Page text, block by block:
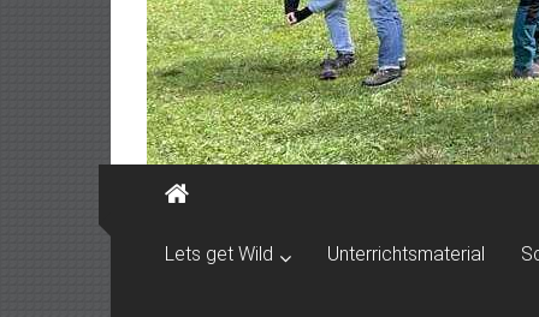
Lets get Wild Unterrichtsmaterial